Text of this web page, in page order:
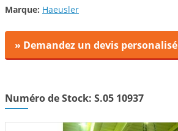
Marque: Haeusler
» Demandez un devis personalisé
Numéro de Stock: S.05 10937